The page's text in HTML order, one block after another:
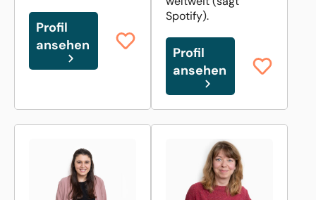
Profil
ansehen
Spotify).
Profil
ansehen